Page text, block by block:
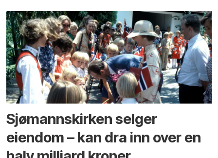
Sjømannskirken selger
eiendom – kan dra inn over en